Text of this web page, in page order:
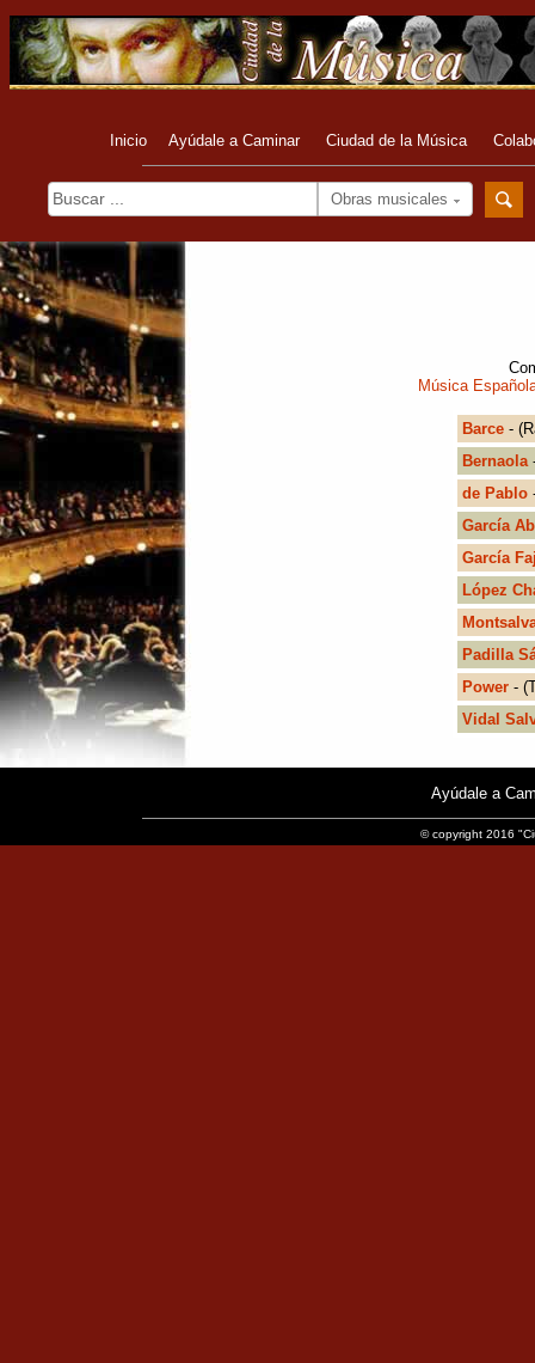
Inicio Ayúdale a Caminar Ciudad de la Música
Obras musicales
Música
Barce-
Bernaola-
de Pablo
García
García
López
Padilla
Power-
Vidal
Ayúdale a
© copyright 2016